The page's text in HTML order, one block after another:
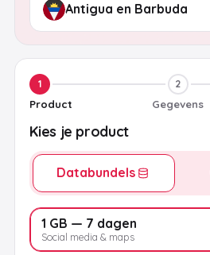
1
Product
2
Gegevens
Kies je product
Databundels
1 GB — 7 dagen
Social media & maps